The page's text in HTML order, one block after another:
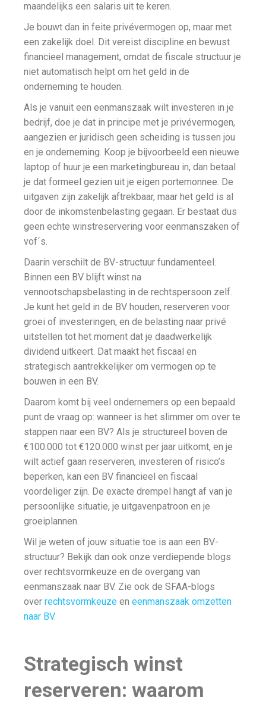
maandelijks een salaris uit te keren.
Je bouwt dan in feite privévermogen op, maar met
een zakelijk doel. Dit vereist discipline en bewust
financieel management, omdat de fiscale structuur je
niet automatisch helpt om het geld in de
onderneming te houden.
Als je vanuit een eenmanszaak wilt investeren in je
bedrijf, doe je dat in principe met je privévermogen,
aangezien er juridisch geen scheiding is tussen jou
en je onderneming. Koop je bijvoorbeeld een nieuwe
laptop of huur je een marketingbureau in, dan betaal
je dat formeel gezien uit je eigen portemonnee. De
uitgaven zijn zakelijk aftrekbaar, maar het geld is al
door de inkomstenbelasting gegaan. Er bestaat dus
geen echte winstreservering voor eenmanszaken of
vof´s.
Daarin verschilt de BV-structuur fundamenteel.
Binnen een BV blijft winst na
vennootschapsbelasting in de rechtspersoon zelf.
Je kunt het geld in de BV houden, reserveren voor
groei of investeringen, en de belasting naar privé
uitstellen tot het moment dat je daadwerkelijk
dividend uitkeert. Dat maakt het fiscaal en
strategisch aantrekkelijker om vermogen op te
bouwen in een BV.
Daarom komt bij veel ondernemers op een bepaald
punt de vraag op: wanneer is het slimmer om over te
stappen naar een BV? Als je structureel boven de
€100.000 tot €120.000 winst per jaar uitkomt, en je
wilt actief gaan reserveren, investeren of risico’s
beperken, kan een BV financieel en fiscaal
voordeliger zijn. De exacte drempel hangt af van je
persoonlijke situatie, je uitgavenpatroon en je
groeiplannen.
Wil je weten of jouw situatie toe is aan een BV-
structuur? Bekijk dan ook onze verdiepende blogs
over rechtsvormkeuze en de overgang van
eenmanszaak naar BV. Zie ook de SFAA-blogs
over rechtsvormkeuze en eenmanszaak omzetten
naar BV.
Strategisch winst
reserveren: waarom